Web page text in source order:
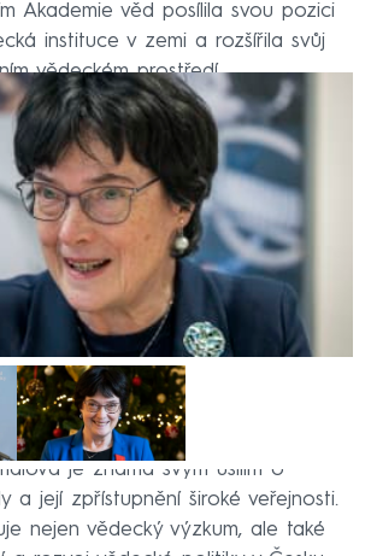
Akademie věd posílila svou pozici
instituce v zemi a rozšířila svůj
vědeckém prostředí.
je známá svým úsilím o
a její zpřístupnění široké veřejnosti.
nejen vědecký výzkum, ale také